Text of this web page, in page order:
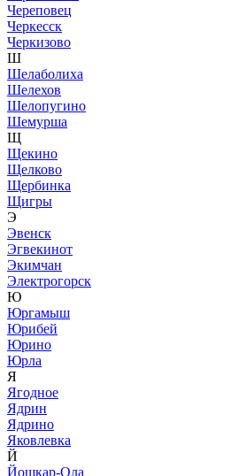
Череповец
Черкесск
Черкизово
Ш
Шелаболиха
Шелехов
Шелопугино
Шемурша
Щ
Щекино
Щелково
Щербинка
Щигры
Э
Эвенск
Эгвекинот
Экимчан
Электрогорск
Ю
Юргамыш
Юрибей
Юрино
Юрла
Я
Ягодное
Ядрин
Ядрино
Яковлевка
Й
Йошкар-Ола